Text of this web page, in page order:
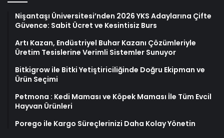
Nişantaşı Üniversitesi’nden 2026 YKS Adaylarına Çifte
Güvence: Sabit Ücret ve Kesintisiz Burs
Artı Kazan, Endüstriyel Buhar Kazanı Çözümleriyle
Üretim Tesislerine Verimli Sistemler Sunuyor
Bitkigrow ile Bitki Yetiştiriciliğinde Doğru Ekipman ve
Ürün Seçimi
Petmona : Kedi Maması ve Köpek Maması İle Tüm Evcil
Hayvan Ürünleri
Porego ile Kargo Süreçlerinizi Daha Kolay Yönetin